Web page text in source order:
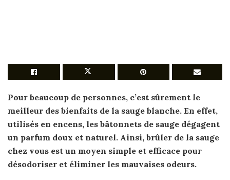
Pour beaucoup de personnes, c’est sûrement le
meilleur des bienfaits de la sauge blanche. En effet,
utilisés en encens, les bâtonnets de sauge dégagent
un parfum doux et naturel. Ainsi, brûler de la sauge
chez vous est un moyen simple et efficace pour
désodoriser et éliminer les mauvaises odeurs.